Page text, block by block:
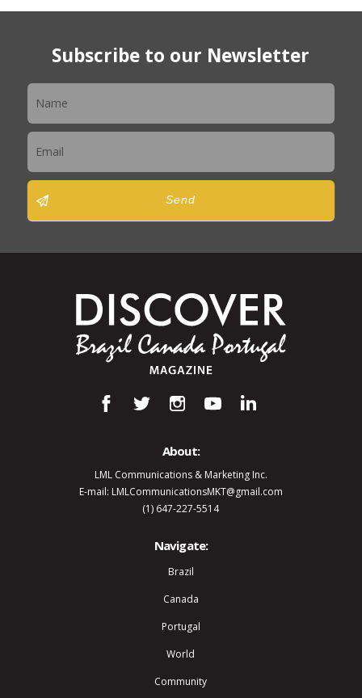
Subscribe to our Newsletter
Send
About:
LML Communications & Marketing Inc.
E-mail: LMLCommunicationsMKT@gmail.com
(1) 647-227-5514
Navigate:
Brazil
Canada
Portugal
World
Community